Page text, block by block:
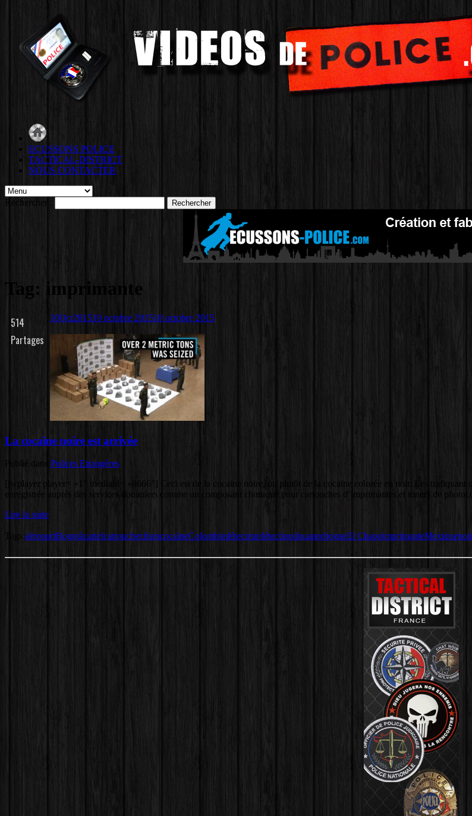
ECUSSONS POLICE
TACTICAL-DISTRICT
NOUS CONTACTER
Rechercher :
Tag: imprimante
10Oct201510 octobre 201510 octobre 2015
514
Partages
La cocaïne noire est arrivée
Publié dans Polices Etrangères
[jwplayer player= »1″ mediaid= »8666″] Ceci est de la cocaïne noire, ou plutôt de la cocaïne colorée en noir. Les
enregistrée auprès des services douaniers comme un composant chimique pour cartouches d’imprimantes et toners de
Lire la suite
Tags: aéroportBogotàcartelcartouchechiencocaïneColombiedétecteurdétectiondouanedrogueEl ChapoimprimanteMexiquenoir